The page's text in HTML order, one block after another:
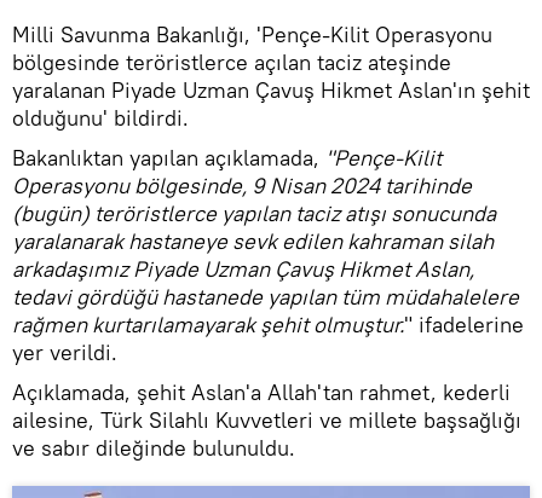
Milli Savunma Bakanlığı, 'Pençe-Kilit Operasyonu
bölgesinde teröristlerce açılan taciz ateşinde
yaralanan Piyade Uzman Çavuş Hikmet Aslan'ın şehit
olduğunu' bildirdi.
Bakanlıktan yapılan açıklamada, "Pençe-Kilit
Operasyonu bölgesinde, 9 Nisan 2024 tarihinde
(bugün) teröristlerce yapılan taciz atışı sonucunda
yaralanarak hastaneye sevk edilen kahraman silah
arkadaşımız ​​​​​​​Piyade Uzman Çavuş Hikmet Aslan,
tedavi gördüğü hastanede yapılan tüm müdahalelere
rağmen kurtarılamayarak şehit olmuştur." ifadelerine
yer verildi.
Açıklamada, şehit Aslan'a Allah'tan rahmet, kederli
ailesine, Türk Silahlı Kuvvetleri ve millete başsağlığı
ve sabır dileğinde bulunuldu.